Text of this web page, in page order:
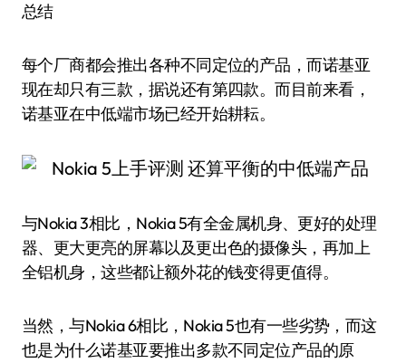
总结
每个厂商都会推出各种不同定位的产品，而诺基亚
现在却只有三款，据说还有第四款。而目前来看，
诺基亚在中低端市场已经开始耕耘。
与Nokia 3相比，Nokia 5有全金属机身、更好的处理
器、更大更亮的屏幕以及更出色的摄像头，再加上
全铝机身，这些都让额外花的钱变得更值得。
当然，与Nokia 6相比，Nokia 5也有一些劣势，而这
也是为什么诺基亚要推出多款不同定位产品的原